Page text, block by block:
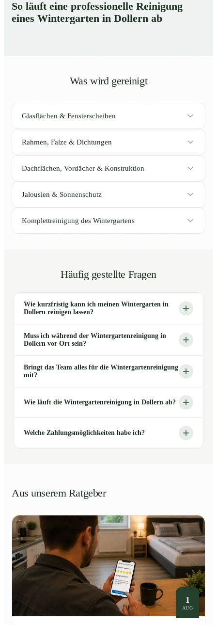
So läuft eine professionelle Reinigung
eines Wintergarten in Dollern ab
Was wird gereinigt
Glasflächen & Fensterscheiben
Rahmen, Falze & Dichtungen
Dachflächen, Vordächer & Konstruktion
Jalousien & Sonnenschutz
Komplettreinigung des Wintergartens
Häufig gestellte Fragen
Wie kurzfristig kann ich meinen Wintergarten in
Dollern reinigen lassen?
Muss ich während der Wintergartenreinigung in
Dollern vor Ort sein?
Bringt das Team alles für die Wintergartenreinigung
mit?
Wie läuft die Wintergartenreinigung in Dollern ab?
Welche Zahlungsmöglichkeiten habe ich?
Aus unserem Ratgeber
1
AUG